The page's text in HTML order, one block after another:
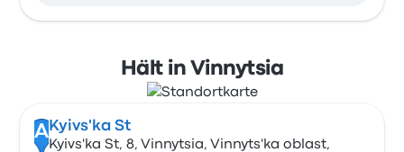
Hält in Vinnytsia
A Kyivs'ka St
Kyivs'ka St, 8, Vinnytsia, Vinnyts'ka oblast,